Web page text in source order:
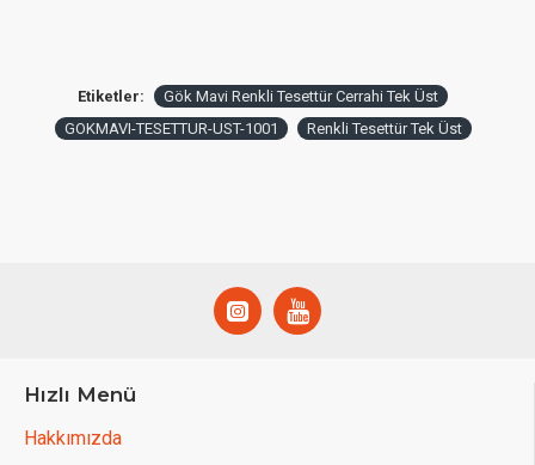
Etiketler:
Gök Mavi Renkli Tesettür Cerrahi Tek Üst
GOKMAVI-TESETTUR-UST-1001
Renkli Tesettür Tek Üst
Hızlı Menü
Hakkımızda